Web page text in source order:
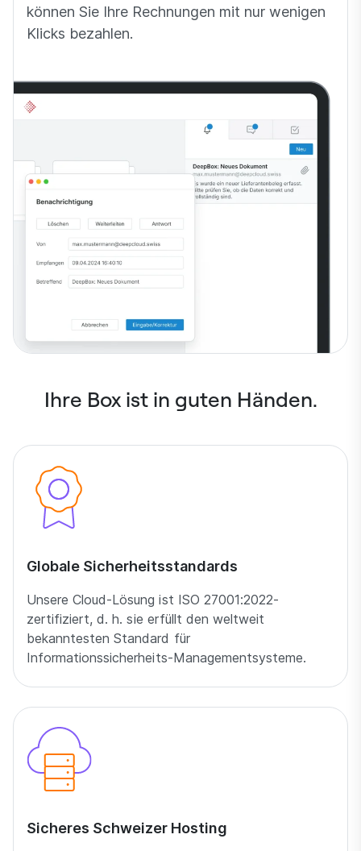
können Sie Ihre Rechnungen mit nur wenigen
Klicks bezahlen.
Ihre Box ist in guten Händen.
Globale Sicherheitsstandards
Unsere Cloud-Lösung ist ISO 27001:2022-
zertifiziert, d. h. sie erfüllt den weltweit
bekanntesten Standard für
Informationssicherheits-Managementsysteme.
Sicheres Schweizer Hosting